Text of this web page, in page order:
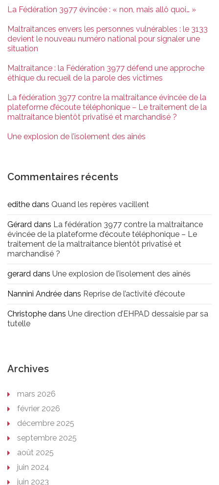
La Fédération 3977 évincée : « non, mais allô quoi… »
Maltraitances envers les personnes vulnérables : le 3133
devient le nouveau numéro national pour signaler une
situation
Maltraitance : la Fédération 3977 défend une approche
éthique du recueil de la parole des victimes
La fédération 3977 contre la maltraitance évincée de la
plateforme d’écoute téléphonique – Le traitement de la
maltraitance bientôt privatisé et marchandisé ?
Une explosion de l’isolement des aînés
Commentaires récents
edithe dans Quand les repères vacillent
Gérard dans La fédération 3977 contre la maltraitance
évincée de la plateforme d’écoute téléphonique – Le
traitement de la maltraitance bientôt privatisé et
marchandisé ?
gerard dans Une explosion de l’isolement des aînés
Nannini Andrée dans Reprise de l’activité d’écoute
Christophe dans Une direction d’EHPAD dessaisie par sa
tutelle
Archives
mars 2026
février 2026
décembre 2025
septembre 2025
août 2025
juin 2024
juin 2023